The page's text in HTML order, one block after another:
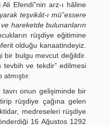
Efendi‟nin arz-ı hâline
teşvikât-ı mü‟essere
hareketde bulunanların
rüşdiye eğitimine
olduğu kanaatindeyiz.
bir bulgu mevcut değildir.
tevbih ve tekdir” edilmesi
onun gelişiminde bir
rüşdiye çağına gelen
medreseleri rüşdiye
16 Ağustos 1292